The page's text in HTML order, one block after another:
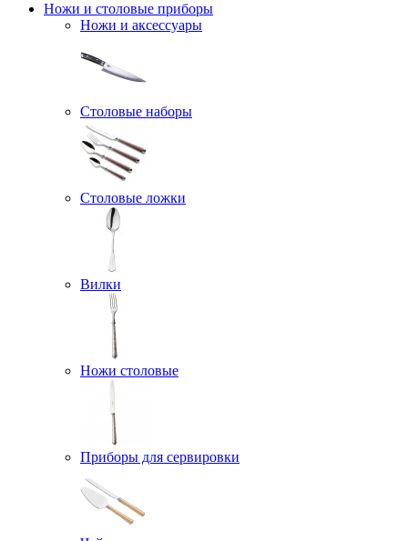
Ножи и столовые приборы
Ножи и аксессуары
Столовые наборы
Столовые ложки
Вилки
Ножи столовые
Приборы для сервировки